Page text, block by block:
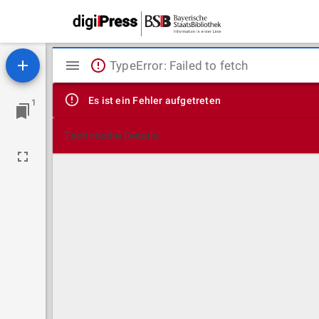
1
Mirador
Viewer
TypeError: Failed to fetch
Es ist ein Fehler aufgetreten
Technische Details